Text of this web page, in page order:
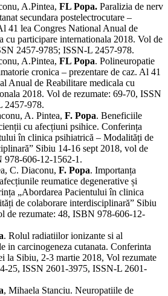
A.Pintea, FL Popa. Paralizia de nerv
secundara postelectrocutare –
41 lea Congres National Anual de
cu participare internationala 2018. Vol de
2457-9785; ISSN-L 2457-978.
A.Pintea, FL Popa. Polineuropatie
cronica – prezentare de caz. Al 41
Anual de Reabilitare medicala cu
2018. Vol de rezumate: 69-70, ISSN
2457-978.
A. Pintea, F. Popa. Beneficiile
cu afecțiuni psihice. Conferința
în clinica psihiatrică – Modalități de
Sibiu 14-16 sept 2018, vol de
978-606-12-1562-1.
C. Diaconu, F. Popa. Importanța
reumatice degenerative și
„Abordarea Pacientului în clinica
de colaborare interdisciplinară” Sibiu
de rezumate: 48, ISBN 978-606-12-
. Rolul radiatiilor ionizante si al
in carcinogeneza cutanata. Conferinta
la Sibiu, 2-3 martie 2018, Vol rezumate
25, ISSN 2601-3975, ISSN-L 2601-
, Mihaela Stanciu. Neuropatiile de